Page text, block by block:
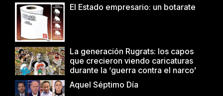
El Estado empresario: un botarate
La generación Rugrats: los capos
que crecieron viendo caricaturas
durante la ‘guerra contra el narco’
Aquel Séptimo Día